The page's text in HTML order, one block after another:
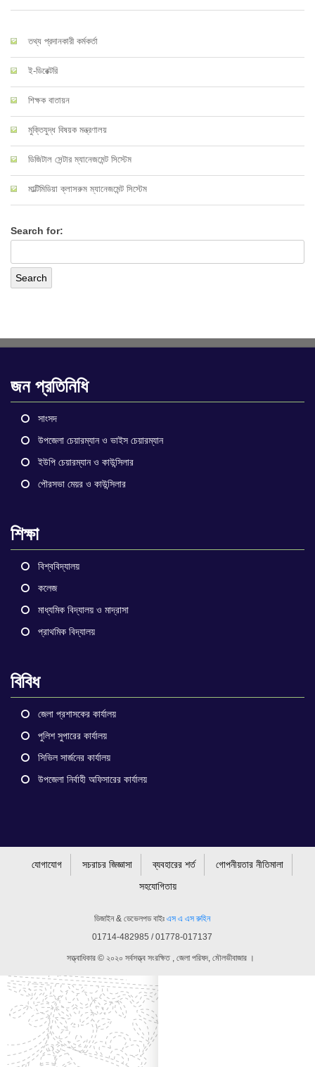
তথ্য প্রদানকারী কর্মকর্তা
ই-ডিরেক্টরি
শিক্ষক বাতায়ন
মুক্তিযুদ্ধ বিষয়ক মন্ত্রণালয়
ডিজিটাল সেন্টার ম্যানেজমেন্ট সিস্টেম
মাল্টিমিডিয়া ক্লাসরুম ম্যানেজমেন্ট সিস্টেম
Search for:
জন প্রতিনিধি
সাংসদ
উপজেলা চেয়ারম্যান ও ভাইস চেয়ারম্যান
ইউপি চেয়ারম্যান ও কাউন্সিলার
পৌরসভা মেয়র ও কাউন্সিলার
শিক্ষা
বিশ্ববিদ্যালয়
কলেজ
মাধ্যমিক বিদ্যালয় ও মাদ্রাসা
প্রাথমিক বিদ্যালয়
বিবিধ
জেলা প্রশাসকের কার্যালয়
পুলিশ সুপারের কার্যালয়
সিভিল সার্জনের কার্যালয়
উপজেলা নির্বাহী অফিসারের কার্যালয়
যোগাযোগ সচরাচর জিজ্ঞাসা ব্যবহারের শর্ত
গোপনীয়তার নীতিমালা
সহযোগিতায়
ডিজাইন & ডেভেলপড বাইঃ এস এ এস রুহিন
01714-482985 / 01778-017137
সত্ত্বাধিকার © ২০২০ সর্বসত্ত্ব সংরক্ষিত , জেলা পরিষদ, মৌলভীবাজার ।